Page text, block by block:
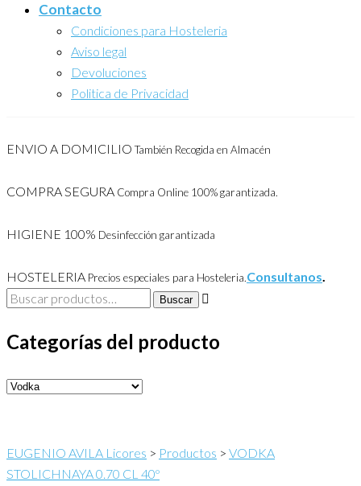
Contacto
Condiciones para Hosteleria
Aviso legal
Devoluciones
Politica de Privacidad
ENVIO A DOMICILIO También Recogida en Almacén
COMPRA SEGURA Compra Online 100% garantizada.
HIGIENE 100% Desinfección garantizada
HOSTELERIA Precios especiales para Hosteleria.Consultanos.
Buscar
Buscar
Categorías del producto
EUGENIO AVILA Licores > Productos > VODKA
STOLICHNAYA 0.70 CL 40º